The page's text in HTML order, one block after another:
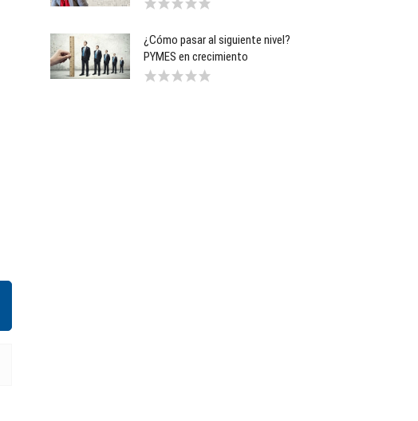
¿Cómo pasar al siguiente nivel?
PYMES en crecimiento